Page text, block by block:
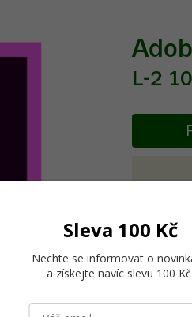
L-2
InCopy
korektory.
aplikace za
nákup celé
Sleva 100 Kč
Nechte se informovat o
a získejte navíc slevu 100 Kč